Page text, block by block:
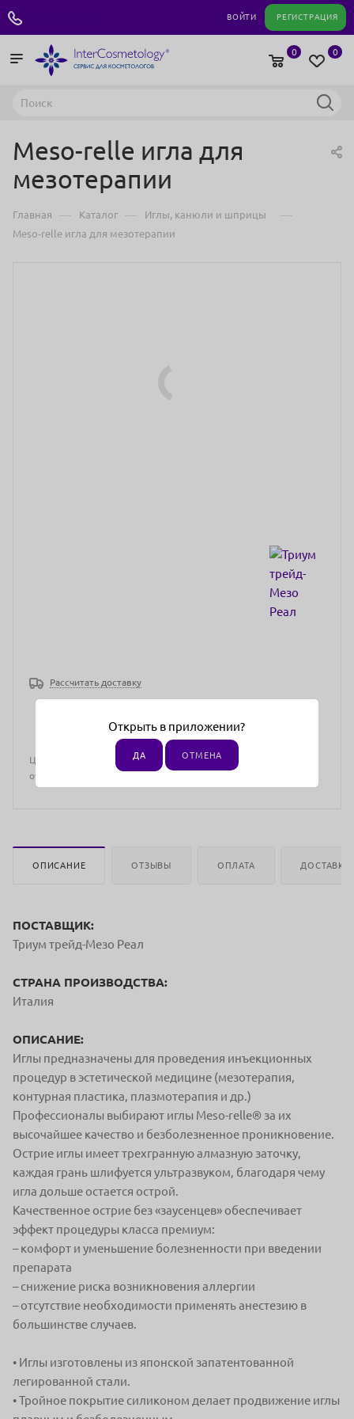
ВОЙТИ РЕГИСТРАЦИЯ
0
0
Meso-relle игла для
мезотерапии
Главная — Каталог — Иглы, канюли и шприцы —
Meso-relle игла для мезотерапии
Рассчитать доставку
Цена действительна только для интернет-магазина и может
отличаться от цен в розничных магазинах
ОПИСАНИЕ ОТЗЫВЫ ОПЛАТА ДОСТАВКА
ПОСТАВЩИК:
Триум трейд-Мезо Реал
СТРАНА ПРОИЗВОДСТВА:
Италия
ОПИСАНИЕ:
Иглы предназначены для проведения инъекционных
процедур в эстетической медицине (мезотерапия,
контурная пластика, плазмотерапия и др.)
Профессионалы выбирают иглы Meso-relle® за их
высочайшее качество и безболезненное проникновение.
Острие иглы имеет трехгранную алмазную заточку,
каждая грань шлифуется ультразвуком, благодаря чему
игла дольше остается острой.
Качественное острие без «заусенцев» обеспечивает
эффект процедуры класса премиум:
– комфорт и уменьшение болезненности при введении
препарата
– снижение риска возникновения аллергии
– отсутствие необходимости применять анестезию в
большинстве случаев.
• Иглы изготовлены из японской запатентованной
легированной стали.
• Тройное покрытие силиконом делает продвижение иглы
Открыть в приложении?
ДА ОТМЕНА